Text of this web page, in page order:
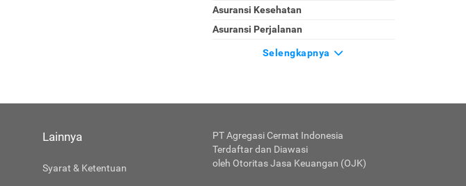
Asuransi Kesehatan
Asuransi Perjalanan
Selengkapnya
Lainnya
Syarat & Ketentuan
PT Agregasi Cermat Indonesia
Terdaftar dan Diawasi
oleh Otoritas Jasa Keuangan (OJK)